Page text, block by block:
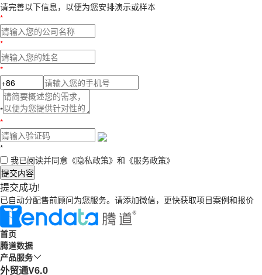
请完善以下信息，以便为您安排演示或样本
*
*
*
*
*
*
我已阅读并同意 《隐私政策》 和 《服务政策》
提交内容
提交成功!
已自动分配售前顾问为您服务。请添加微信，更快获取项目案例和报价
首页
腾道数据
产品服务
外贸通V6.0